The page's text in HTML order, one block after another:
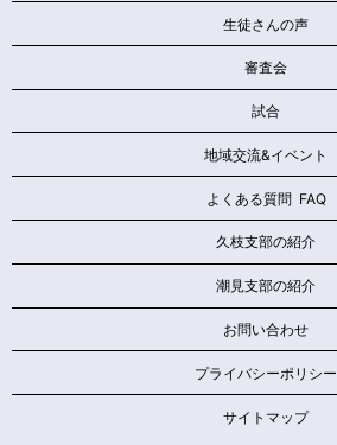
生徒さんの声
審査会
試合
地域交流&イベント
よくある質問 FAQ
久枝支部の紹介
潮見支部の紹介
お問い合わせ
プライバシーポリシー
サイトマップ